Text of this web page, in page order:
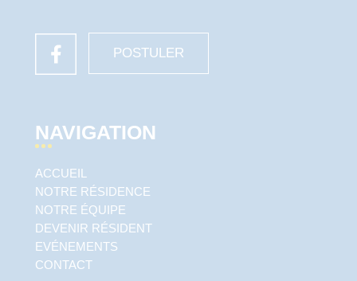
POSTULER
NAVIGATION
ACCUEIL
NOTRE RÉSIDENCE
NOTRE ÉQUIPE
DEVENIR RÉSIDENT
EVÉNEMENTS
CONTACT